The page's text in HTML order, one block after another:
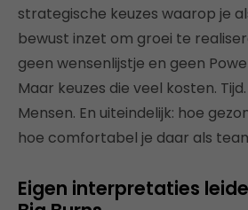
strategische keuzes waarop je
bewust inzet om groei te
geen wensenlijstje en geen
Maar keuzes die veel kosten.
Mensen. En uiteindelijk: hoe
hoe comfortabel je daar als
Eigen interpretaties